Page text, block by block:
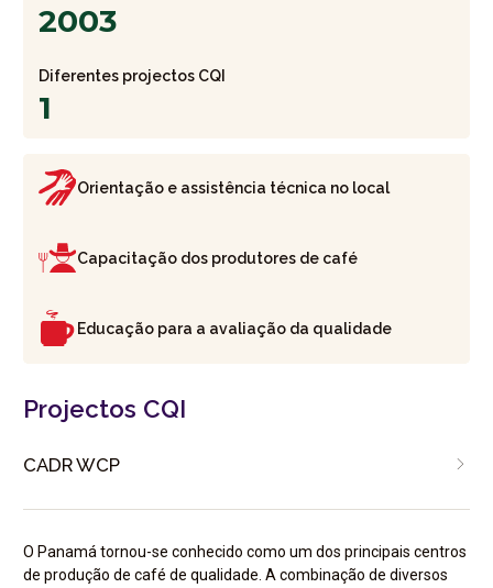
2003
Diferentes projectos CQI
1
Orientação e assistência técnica no local
Capacitação dos produtores de café
Educação para a avaliação da qualidade
Projectos CQI
CADR WCP
O Panamá tornou-se conhecido como um dos principais centros
de produção de café de qualidade. A combinação de diversos